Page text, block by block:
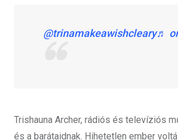
@trinamakeawishcleary♬
Trishauna Archer, rádiós és televíziós
és a barátaidnak. Hihetetlen ember